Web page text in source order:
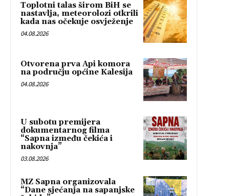
Toplotni talas širom BiH se
nastavlja, meteorolozi otkrili
kada nas očekuje osvježenje
04.08.2026
Otvorena prva Api komora
na području općine Kalesija
04.08.2026
U subotu premijera
dokumentarnog filma
“Sapna između čekića i
nakovnja”
03.08.2026
MZ Sapna organizovala
“Dane sjećanja na sapanjske